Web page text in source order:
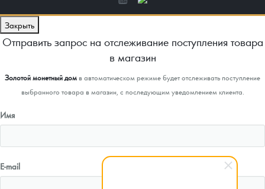
Закрыть
Отправить запрос на отслеживание поступления товара
в магазин
Золотой монетный домв автоматическом режиме будет отслеживать поступление
выбранного товара в магазин, с последующим уведомлением клиента.
Имя
E-mail